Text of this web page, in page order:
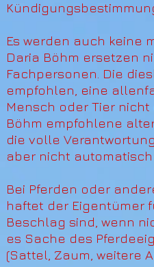
Es werden auch keine
Daria Böhm ersetzen
Fachpersonen. Die
empfohlen, eine
Mensch oder Tier
Böhm empfohlene
die volle
aber nicht
Bei Pferden oder
haftet der Eigentümer
Beschlag sind, wenn
es Sache des
(Sattel, Zaum, weitere